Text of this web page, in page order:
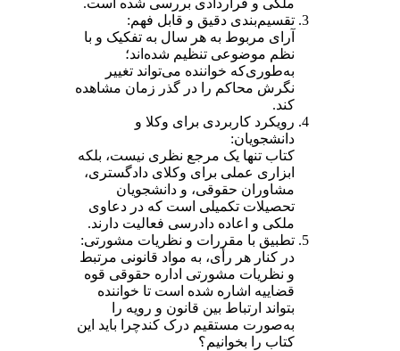
ملکی و قراردادی بررسی شده است.
تقسیم‌بندی دقیق و قابل فهم:
آرای مربوط به هر سال به تفکیک و با
نظم موضوعی تنظیم شده‌اند؛
به‌طوری‌که خواننده می‌تواند تغییر
نگرش محاکم را در گذر زمان مشاهده
کند.
رویکرد کاربردی برای وکلا و
دانشجویان:
کتاب تنها یک مرجع نظری نیست، بلکه
ابزاری عملی برای وکلای دادگستری،
مشاوران حقوقی، و دانشجویان
تحصیلات تکمیلی است که در دعاوی
ملکی و اعاده دادرسی فعالیت دارند.
تطبیق با مقررات و نظریات مشورتی:
در کنار هر رأی، به مواد قانونی مرتبط
و نظریات مشورتی اداره حقوقی قوه
قضاییه اشاره شده است تا خواننده
بتواند ارتباط بین قانون و رویه را
به‌صورت مستقیم درک کندچرا باید این
کتاب را بخوانیم؟